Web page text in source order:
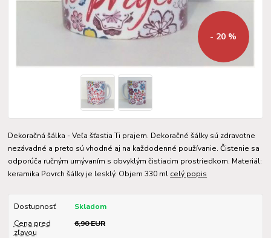
- 20 %
Dekoračná šálka - Veľa šťastia Ti prajem. Dekoračné šálky sú zdravotne
nezávadné a preto sú vhodné aj na každodenné používanie. Čistenie sa
odporúča ručným umývaním s obvyklým čistiacim prostriedkom. Materiál:
keramika Povrch šálky je lesklý. Objem 330 ml celý popis
Dostupnosť
Skladom
Cena pred
zľavou
6,90 EUR